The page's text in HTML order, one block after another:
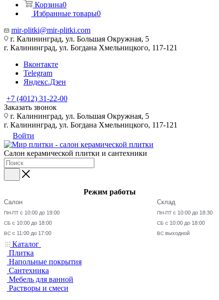
Корзина0
Избранные товары0
mir-plitki@mir-plitki.com
г. Калининград, ул. Большая Окружная, 5
г. Калининград, ул. Богдана Хмельницкого, 117-121
Вконтакте
Telegram
Яндекс.Дзен
+7 (4012) 31-22-00
Заказать звонок
г. Калининград, ул. Большая Окружная, 5
г. Калининград, ул. Богдана Хмельницкого, 117-121
Войти
Салон керамической плитки и сантехники
Режим работы
Салон
ПН-ПТ с 10:00 до 19:00
СБ с 10:00 до 18:00
ВС с 11:00 до 17:00
Склад
ПН-ПТ с 10:00 до 18:30
СБ с 10:00 до 18:00
ВС выходной
Каталог
Плитка
Напольные покрытия
Сантехника
Мебель для ванной
Растворы и смеси